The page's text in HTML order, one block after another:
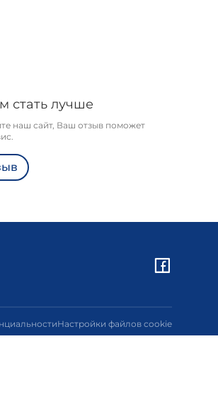
стать лучше
наш сайт, Ваш отзыв поможет
Настройки файлов cookie